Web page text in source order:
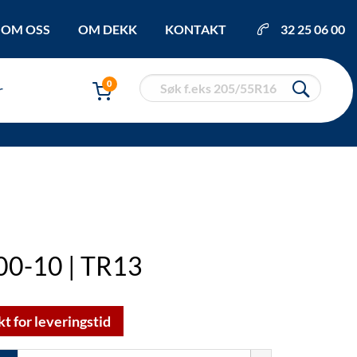
OM OSS OM DEKK KONTAKT 32 25 06 00
0
10 | TR13
for leveringstid